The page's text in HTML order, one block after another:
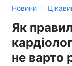
Новини ›
Як
не варто